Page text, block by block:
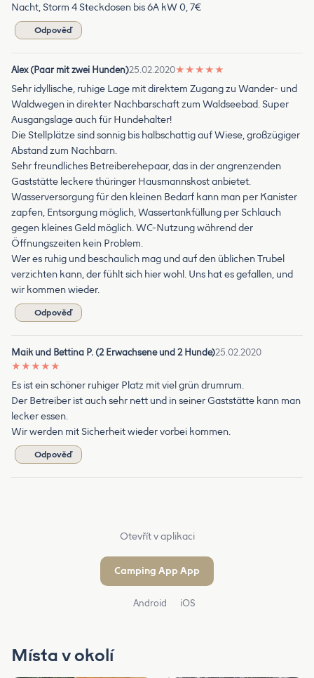
Nacht, Storm 4 Steckdosen bis 6A kW 0, 7€
Odpověď
Alex (Paar mit zwei Hunden)25.02.2020★ ★ ★ ★ ★
Sehr idyllische, ruhige Lage mit direktem Zugang zu Wander- und
Waldwegen in direkter Nachbarschaft zum Waldseebad. Super
Ausgangslage auch für Hundehalter!
Die Stellplätze sind sonnig bis halbschattig auf Wiese, großzügiger
Abstand zum Nachbarn.
Sehr freundliches Betreiberehepaar, das in der angrenzenden
Gaststätte leckere thüringer Hausmannskost anbietet.
Wasserversorgung für den kleinen Bedarf kann man per Kanister
zapfen, Entsorgung möglich, Wassertankfüllung per Schlauch
gegen kleines Geld möglich. WC-Nutzung während der
Öffnungszeiten kein Problem.
Wer es ruhig und beschaulich mag und auf den üblichen Trubel
verzichten kann, der fühlt sich hier wohl. Uns hat es gefallen, und
wir kommen wieder.
Odpověď
Maik und Bettina P. (2 Erwachsene und 2 Hunde)25.02.2020
★ ★ ★ ★ ★
Es ist ein schöner ruhiger Platz mit viel grün drumrum.
Der Betreiber ist auch sehr nett und in seiner Gaststätte kann man
lecker essen.
Wir werden mit Sicherheit wieder vorbei kommen.
Odpověď
Otevřít v aplikaci
Camping App App
Android iOS
Místa v okolí